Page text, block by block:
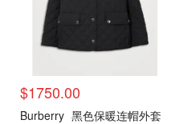
$1750.00
Burberry 黑色保暖连帽外套